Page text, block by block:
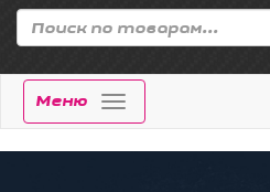
Меню